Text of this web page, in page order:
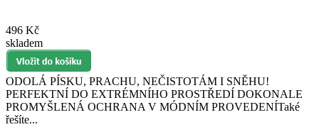
496 Kč
skladem
ODOLÁ PÍSKU, PRACHU, NEČISTOTÁM I SNĚHU!
PERFEKTNÍ DO EXTRÉMNÍHO PROSTŘEDÍ DOKONALE
PROMYŠLENÁ OCHRANA V MÓDNÍM PROVEDENÍTaké
řešíte...